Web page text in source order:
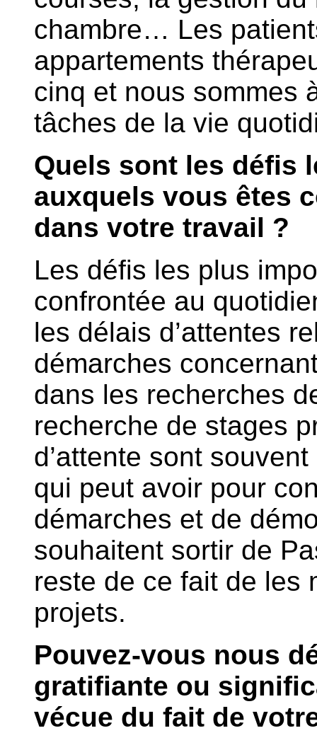
chambre… Les
appartements
cinq et nous sommes
tâches de la vie
Quels sont les défis
auxquels vous êtes
dans votre travail ?
Les défis les plus
confrontée au
les délais d’attentes
démarches
dans les recherches
recherche de stages
d’attente sont
qui peut avoir pour
démarches et de
souhaitent sortir de
reste de ce fait de les
projets.
Pouvez-vous nous
gratifiante ou
vécue du fait de